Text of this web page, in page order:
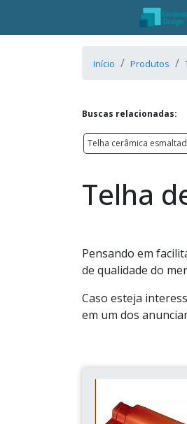
Início Produtos
Buscas relacionadas:
Telha cerâmica
Telha
Pensando em
de qualidade do
Caso esteja
em um dos